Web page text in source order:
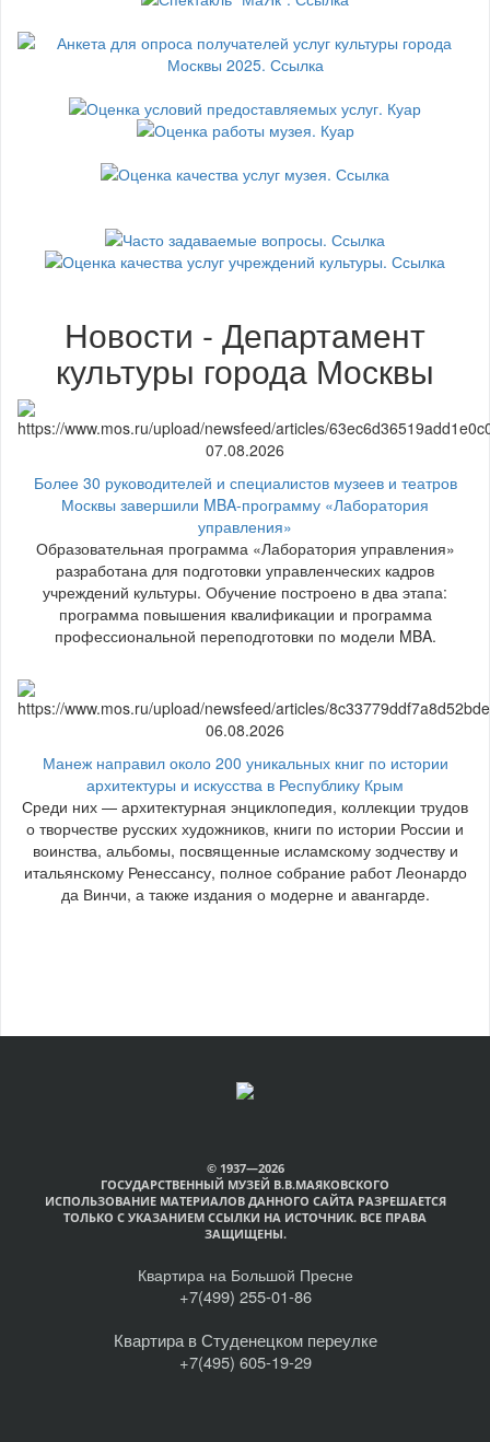
Новости - Департамент
культуры города Москвы
07.08.2026
Более 30 руководителей и специалистов музеев и театров
Москвы завершили MBA-программу «Лаборатория
управления»
Образовательная программа «Лаборатория управления»
разработана для подготовки управленческих кадров
учреждений культуры. Обучение построено в два этапа:
программа повышения квалификации и программа
профессиональной переподготовки по модели MBA.
06.08.2026
Манеж направил около 200 уникальных книг по истории
архитектуры и искусства в Республику Крым
Среди них — архитектурная энциклопедия, коллекции трудов
о творчестве русских художников, книги по истории России и
воинства, альбомы, посвященные исламскому зодчеству и
итальянскому Ренессансу, полное собрание работ Леонардо
да Винчи, а также издания о модерне и авангарде.
© 1937—2026
ГОСУДАРСТВЕННЫЙ МУЗЕЙ В.В.МАЯКОВСКОГО
ИСПОЛЬЗОВАНИЕ МАТЕРИАЛОВ ДАННОГО САЙТА РАЗРЕШАЕТСЯ
ТОЛЬКО С УКАЗАНИЕМ ССЫЛКИ НА ИСТОЧНИК. ВСЕ ПРАВА
ЗАЩИЩЕНЫ.
Квартира на Большой Пресне
+7(499) 255-01-86
Квартира в Студенецком переулке
+7(495) 605-19-29